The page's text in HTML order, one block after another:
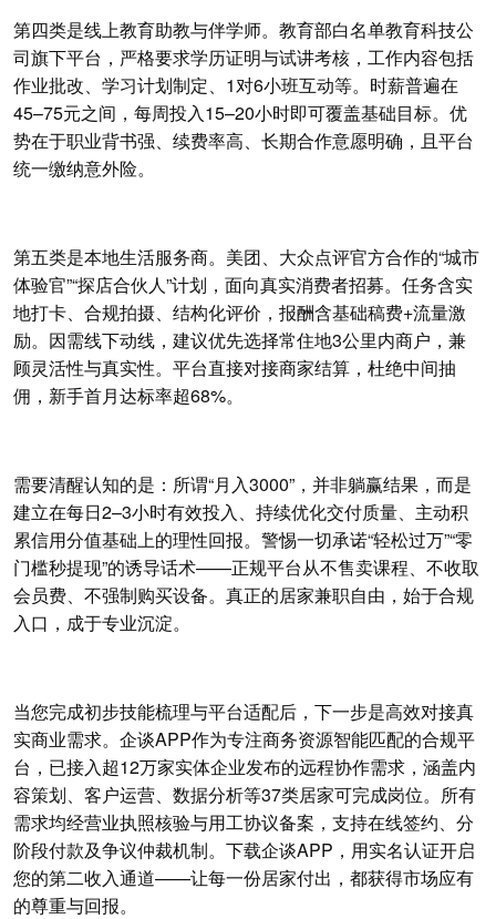
第四类是线上教育助教与伴学师。教育部白名单教育科技公
司旗下平台，严格要求学历证明与试讲考核，工作内容包括
作业批改、学习计划制定、1对6小班互动等。时薪普遍在
45–75元之间，每周投入15–20小时即可覆盖基础目标。优
势在于职业背书强、续费率高、长期合作意愿明确，且平台
统一缴纳意外险。
第五类是本地生活服务商。美团、大众点评官方合作的“城市
体验官”“探店合伙人”计划，面向真实消费者招募。任务含实
地打卡、合规拍摄、结构化评价，报酬含基础稿费+流量激
励。因需线下动线，建议优先选择常住地3公里内商户，兼
顾灵活性与真实性。平台直接对接商家结算，杜绝中间抽
佣，新手首月达标率超68%。
需要清醒认知的是：所谓“月入3000”，并非躺赢结果，而是
建立在每日2–3小时有效投入、持续优化交付质量、主动积
累信用分值基础上的理性回报。警惕一切承诺“轻松过万”“零
门槛秒提现”的诱导话术——正规平台从不售卖课程、不收取
会员费、不强制购买设备。真正的居家兼职自由，始于合规
入口，成于专业沉淀。
当您完成初步技能梳理与平台适配后，下一步是高效对接真
实商业需求。企谈APP作为专注商务资源智能匹配的合规平
台，已接入超12万家实体企业发布的远程协作需求，涵盖内
容策划、客户运营、数据分析等37类居家可完成岗位。所有
需求均经营业执照核验与用工协议备案，支持在线签约、分
阶段付款及争议仲裁机制。下载企谈APP，用实名认证开启
您的第二收入通道——让每一份居家付出，都获得市场应有
的尊重与回报。